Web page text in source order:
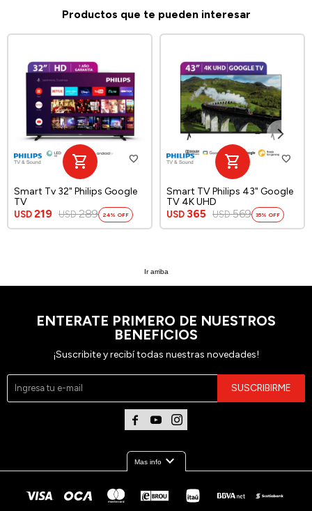
Productos que te pueden interesar
Smart Tv 32" Philips Google
TV
USD 219 USD 289 24
Smart TV Philips 43" Google
TV 4K UHD
USD 365 USD 569 35
Ir arriba
ENTERATE PRIMERO DE NUESTROS
BENEFICIOS
¡Suscribite y recibí todas nuestras novedades!
SUSCRIBIRME
  
Mas infoexpand_more